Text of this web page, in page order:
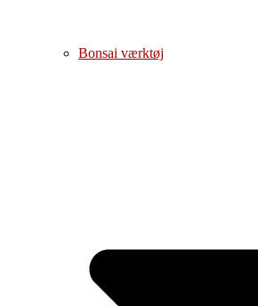
Bonsai værktøj